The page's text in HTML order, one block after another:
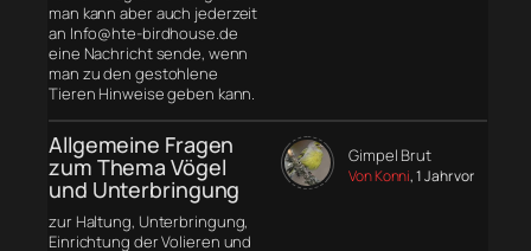
man kann aber auch jederzeit
an Info@hte-birdhouse.de
eine Nachricht sende, wenn
man zu den gestohlene
Tieren Hinweise geben kann.
Allgemeine Fragen
zum Thema Vögel
und Unterbringung
zur Haltung, Unterbringung,
Einrichtung der Volieren und
Gimpel Brut
Von Konni, 1 Jahr vor